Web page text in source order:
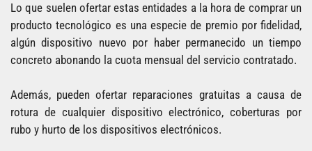
Lo que suelen ofertar estas entidades a la hora de comprar un
producto tecnológico es una especie de premio por fidelidad,
algún dispositivo nuevo por haber permanecido un tiempo
concreto abonando la cuota mensual del servicio contratado.
Además, pueden ofertar reparaciones gratuitas a causa de
rotura de cualquier dispositivo electrónico, coberturas por
rubo y hurto de los dispositivos electrónicos.